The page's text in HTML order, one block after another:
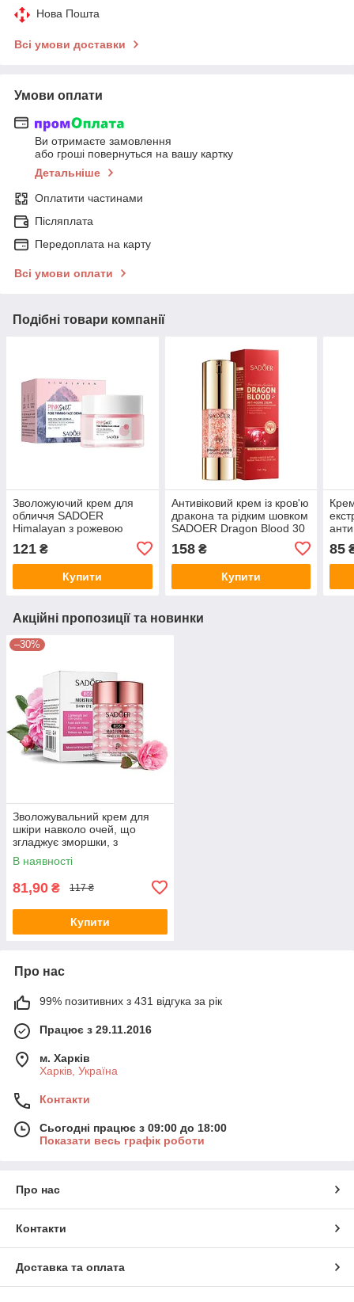
Нова Пошта
Всі умови доставки
Умови оплати
Ви отримаєте замовлення
або гроші повернуться на вашу картку
Детальніше
Оплатити частинами
Післяплата
Передоплата на карту
Всі умови оплати
Подібні товари компанії
Зволожуючий крем для
обличчя SADOER
Himalayan з рожевою
заспокоєння і відновлення
шкіри 50 г
121 ₴
Купити
Антивіковий крем із кров'ю
дракона та рідким шовком
SADOER Dragon Blood 30
158₴
Купити
85
Акційні пропозиції та новинки
–30%
Зволожувальний крем для
шкіри навколо очей, що
згладжує зморшки, з
екстрактом троянди Sadoer
60 г
В наявності
81,90 ₴ 117 ₴
Купити
Про нас
99% позитивних з 431 відгука за рік
Працює з 29.11.2016
м. Харків
Харків, Україна
Контакти
Сьогодні працює з 09:00 до 18:00
Показати весь графік роботи
Про нас
Контакти
Доставка та оплата